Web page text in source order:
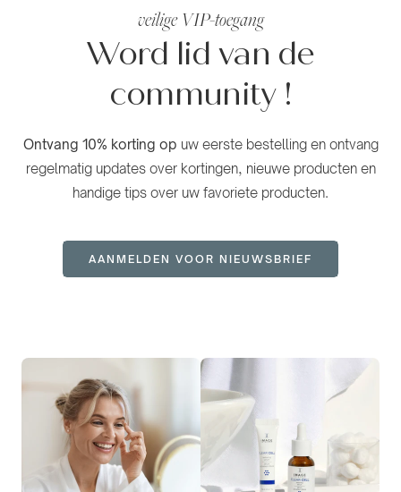
veilige VIP-toegang
Word lid van de
community!
Ontvang 10% korting op uw eerste bestelling en ontvang
regelmatig updates over kortingen, nieuwe producten en
handige tips over uw favoriete producten.
AANMELDEN VOOR NIEUWSBRIEF